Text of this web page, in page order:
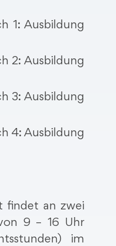
1: Ausbildung
2: Ausbildung
3: Ausbildung
4: Ausbildung
findet an zwei
9 – 16 Uhr
im